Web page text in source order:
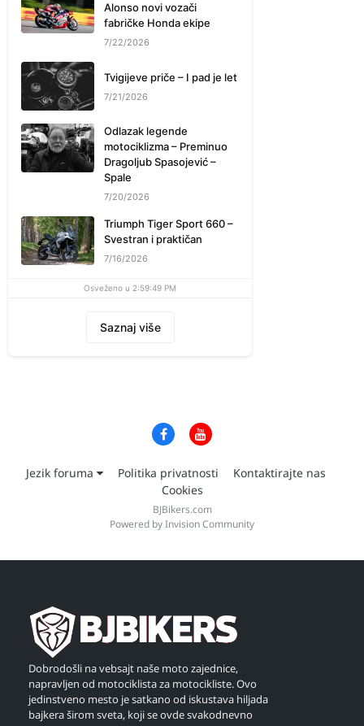
Alonso novi vozači
fabričke Honda ekipe
7/22/2026
Tvigijeve priče – I pad je let
7/21/2026
Odlazak legende
motociklizma – Preminuo
Dragoljub Spasojević –
Spale
7/20/2026
Triumph Tiger Sport 660 –
Svestran i praktičan
7/16/2026
Osveženo u 2:59:49 PM
Saznaj više
Jezik foruma Politika privatnosti
Kontaktirajte nas
Cookies
BJBikers.com
Powered by Invision Community
Dobrodošli na vebsajt naše moto zajednice,
napravljen od motociklista za motocikliste. Ovo
jedinstveno mesto je satkano od iskustava hiljada
bajkera širom sveta, koji se ovde svakodnevno